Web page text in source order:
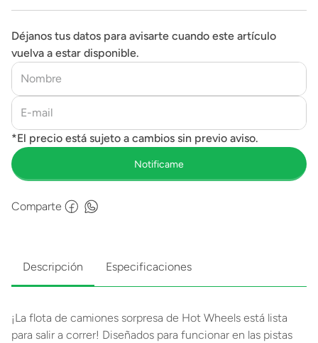
Déjanos tus datos para avisarte cuando este artículo
vuelva a estar disponible.
Comparte
Descripción Especificaciones
¡La flota de camiones sorpresa de Hot Wheels está lista
para salir a correr! Diseñados para funcionar en las pistas